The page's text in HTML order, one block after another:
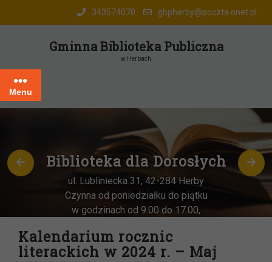
343574070 gbpherby@poczta.onet.pl
Gminna Biblioteka Publiczna
w Herbach
Menu
Oddział dla
w Herbach
ul. Katowicka 6, 42-284
Czynna od poniedziałku do
Kalendarium rocznic
literackich w 2024 r. – Maj